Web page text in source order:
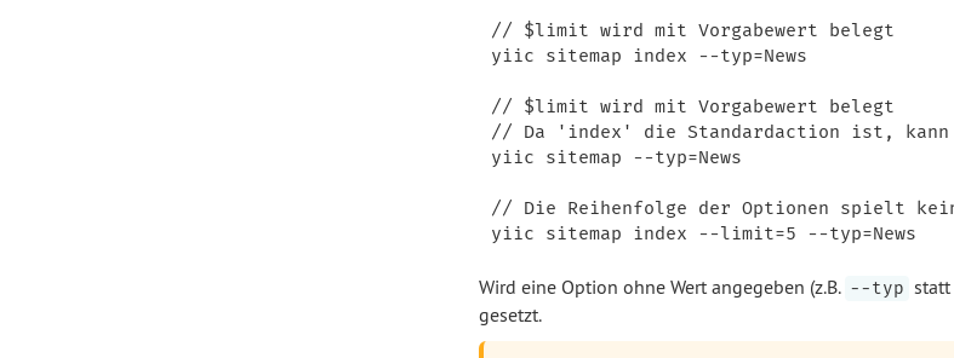
// $limit wird mit Vorgabewert belegt
yiic sitemap index --typ=News
// $limit wird mit Vorgabewert belegt
// Da 'index' die Standardaction ist, kann
yiic sitemap --typ=News
// Die Reihenfolge der Optionen spielt
Wird eine Option ohne Wert angegeben (z.B. --typ statt
gesetzt.